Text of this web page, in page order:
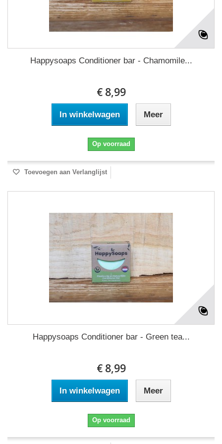
Happysoaps Conditioner bar - Chamomile...
€ 8,99
In winkelwagen Meer
Op voorraad
Toevoegen aan Verlanglijst
Happysoaps Conditioner bar - Green tea...
€ 8,99
In winkelwagen Meer
Op voorraad